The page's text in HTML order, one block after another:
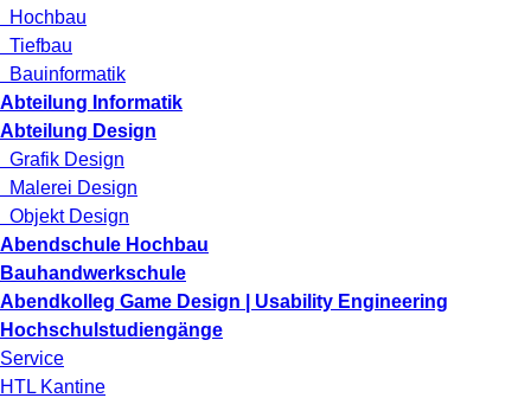
Hochbau
Tiefbau
Bauinformatik
Abteilung Informatik
Abteilung Design
Grafik Design
Malerei Design
Objekt Design
Abendschule Hochbau
Bauhandwerkschule
Abendkolleg Game Design | Usability Engineering
Hochschulstudiengänge
Service
HTL Kantine